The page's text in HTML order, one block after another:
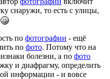
снаружи, то есть с улицы,
по фотографии - ещё
по фото. Потому что на
болезни, а по фото
и диафрагму, определить
информации - и вовсе